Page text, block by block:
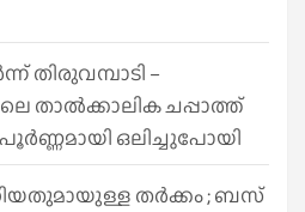
തിരുവമ്പാടി –
താൽക്കാലിക ചപ്പാത്ത്
ഒലിച്ചുപോയി
തർക്കം ; ബസ്